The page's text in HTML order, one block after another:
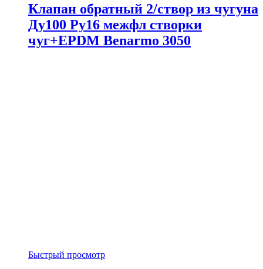
Клапан обратный 2/створ из чугуна
Ду100 Ру16 межфл створки
чуг+EPDM Benarmo 3050
Быстрый просмотр